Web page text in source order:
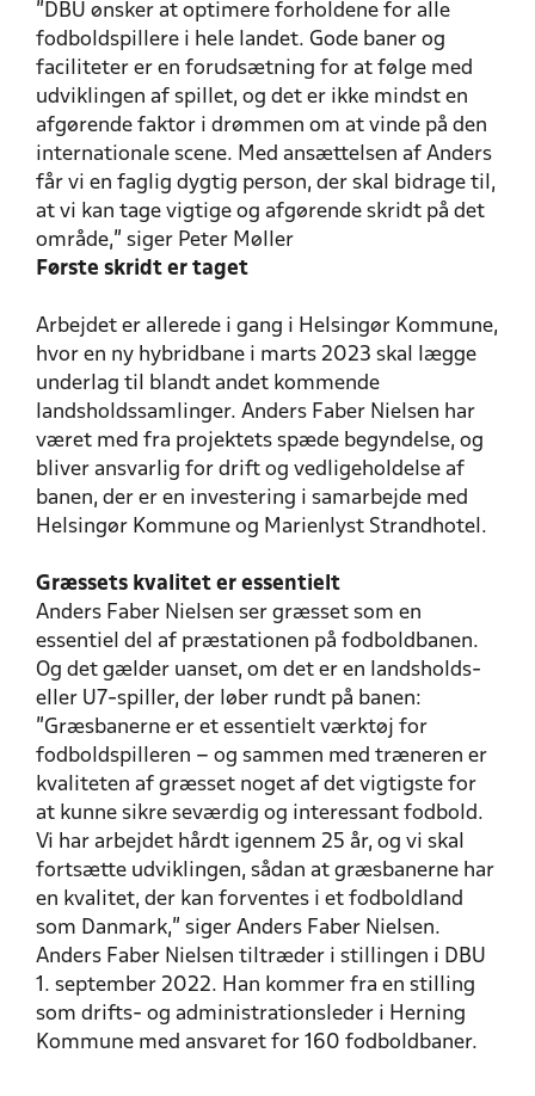
”DBU ønsker at optimere forholdene for alle
fodboldspillere i hele landet. Gode baner og
faciliteter er en forudsætning for at følge med
udviklingen af spillet, og det er ikke mindst en
afgørende faktor i drømmen om at vinde på den
internationale scene. Med ansættelsen af Anders
får vi en faglig dygtig person, der skal bidrage til,
at vi kan tage vigtige og afgørende skridt på det
område,” siger Peter Møller
Første skridt er taget
Arbejdet er allerede i gang i Helsingør Kommune,
hvor en ny hybridbane i marts 2023 skal lægge
underlag til blandt andet kommende
landsholdssamlinger. Anders Faber Nielsen har
været med fra projektets spæde begyndelse, og
bliver ansvarlig for drift og vedligeholdelse af
banen, der er en investering i samarbejde med
Helsingør Kommune og Marienlyst Strandhotel.
Græssets kvalitet er essentielt
Anders Faber Nielsen ser græsset som en
essentiel del af præstationen på fodboldbanen.
Og det gælder uanset, om det er en landsholds-
eller U7-spiller, der løber rundt på banen:
”Græsbanerne er et essentielt værktøj for
fodboldspilleren – og sammen med træneren er
kvaliteten af græsset noget af det vigtigste for
at kunne sikre seværdig og interessant fodbold.
Vi har arbejdet hårdt igennem 25 år, og vi skal
fortsætte udviklingen, sådan at græsbanerne har
en kvalitet, der kan forventes i et fodboldland
som Danmark,” siger Anders Faber Nielsen.
Anders Faber Nielsen tiltræder i stillingen i DBU
1. september 2022. Han kommer fra en stilling
som drifts- og administrationsleder i Herning
Kommune med ansvaret for 160 fodboldbaner.